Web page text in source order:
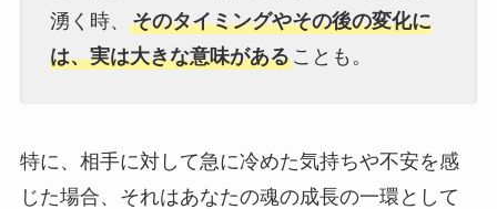
湧く時、 そのタイミングやその後の変化に
は、実は大きな意味があることも。
特に、相手に対して急に冷めた気持ちや不安を感
じた場合、それはあなたの魂の成長の一環として